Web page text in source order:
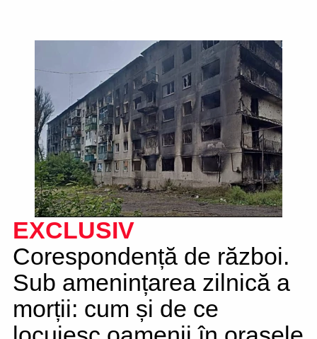
EXCLUSIV
Corespondență de război.
Sub amenințarea zilnică a
morții: cum și de ce